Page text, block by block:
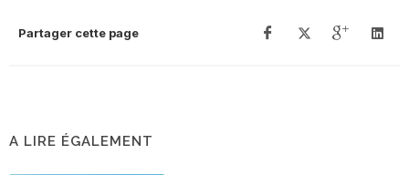
Partager cette page
A LIRE ÉGALEMENT